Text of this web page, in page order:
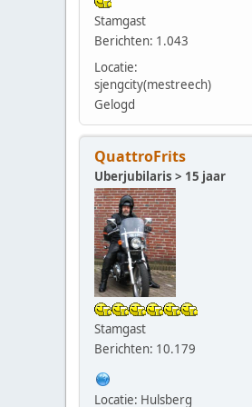
Stamgast
Berichten: 1.043
Locatie:
sjengcity(mestreech)
Gelogd
QuattroFrits
Uberjubilaris > 15 jaar
Stamgast
Berichten: 10.179
Locatie: Hulsberg